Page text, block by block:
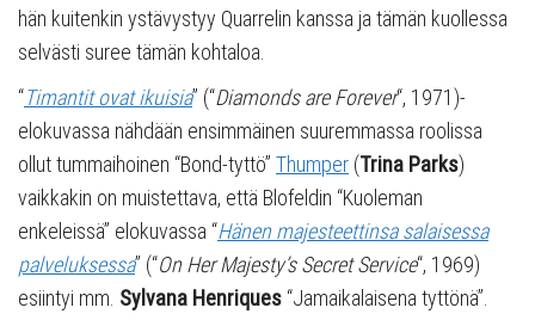
hän kuitenkin ystävystyy Quarrelin kanssa ja tämän kuollessa
selvästi suree tämän kohtaloa.
“Timantit ovat ikuisia” (“Diamonds are Forever“, 1971)-
elokuvassa nähdään ensimmäinen suuremmassa roolissa
ollut tummaihoinen “Bond-tyttö” Thumper (Trina Parks)
vaikkakin on muistettava, että Blofeldin “Kuoleman
enkeleissä” elokuvassa “Hänen majesteettinsa salaisessa
palveluksessa” (“On Her Majesty’s Secret Service“, 1969)
esiintyi mm. Sylvana Henriques “Jamaikalaisena tyttönä”.